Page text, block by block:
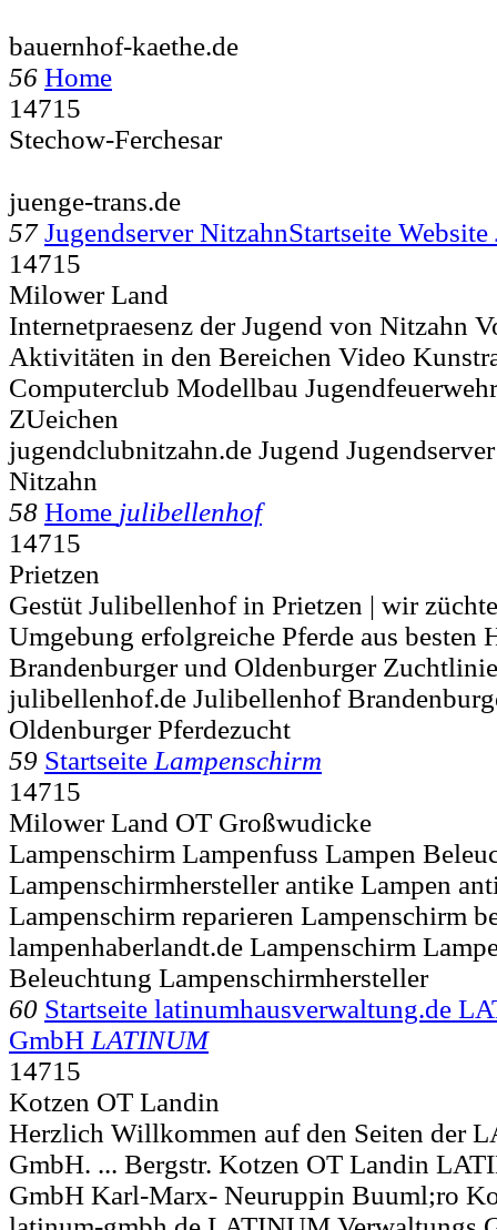
bauernhof-kaethe.de
56 Home
14715
Stechow-Ferchesar
juenge-trans.de
57 Jugendserver NitzahnStartseite Website
14715
Milower Land
Internetpraesenz der Jugend von Nitzahn
Aktivitäten in den Bereichen Video
Computerclub Modellbau
ZUeichen
jugendclubnitzahn.de Jugend
Nitzahn
58 Home julibellenhof
14715
Prietzen
Gestüt Julibellenhof in Prietzen | wir
Umgebung erfolgreiche Pferde aus besten
Brandenburger und Oldenburger
julibellenhof.de Julibellenhof
Oldenburger Pferdezucht
59 Startseite Lampenschirm
14715
Milower Land OT Großwudicke
Lampenschirm Lampenfuss Lampen
Lampenschirmhersteller antike Lampen
Lampenschirm reparieren Lampenschirm
lampenhaberlandt.de Lampenschirm
Beleuchtung Lampenschirmhersteller
60 Startseite latinumhausverwaltung.de
GmbH LATINUM
14715
Kotzen OT Landin
Herzlich Willkommen auf den Seiten der
GmbH. ... Bergstr. Kotzen OT Landin
GmbH Karl-Marx- Neuruppin Buuml;ro